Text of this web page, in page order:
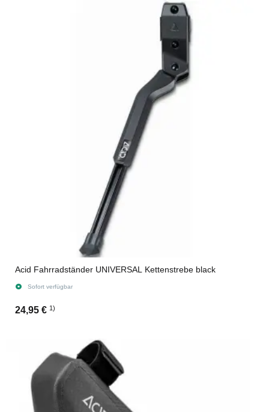
Acid Fahrradständer UNIVERSAL Kettenstrebe black
Sofort verfügbar
24,95 € 1)